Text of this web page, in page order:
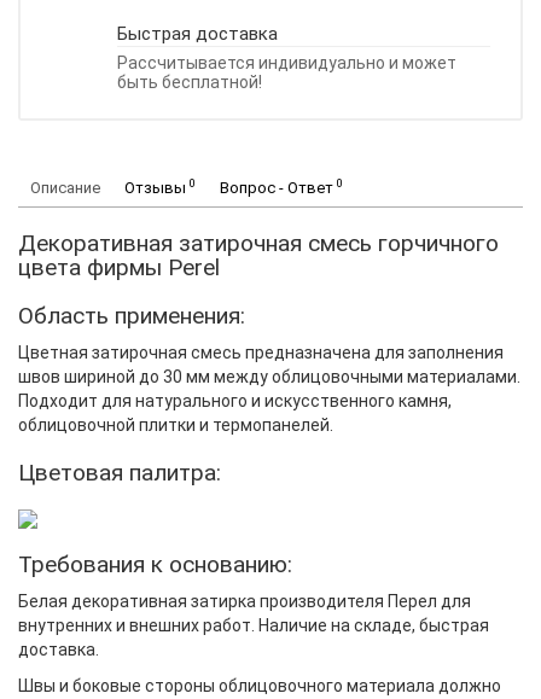
Быстрая доставка
Рассчитывается индивидуально и может
быть бесплатной!
Описание Отзывы 0 Вопрос - Ответ 0
Декоративная затирочная смесь горчичного
цвета фирмы Perel
Область применения:
Цветная затирочная смесь предназначена для заполнения
швов шириной до 30 мм между облицовочными материалами.
Подходит для натурального и искусственного камня,
облицовочной плитки и термопанелей.
Цветовая палитра:
Требования к основанию:
Белая декоративная затирка производителя Перел для
внутренних и внешних работ. Наличие на складе, быстрая
доставка.
Швы и боковые стороны облицовочного материала должно